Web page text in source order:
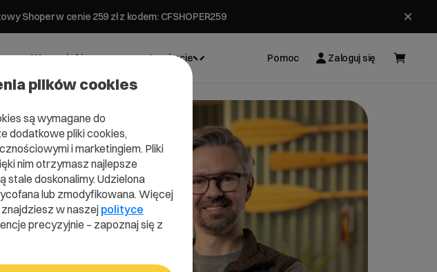
Shoper w cenie 259 zł z kodem: CFSHOPER259
Wsparcie biznesowe Inspiracje Pomoc Zaloguj się
plików cookies
są wymagane do
dodatkowe pliki cookies,
i marketingiem. Pliki
nim otrzymasz najlepsze
doskonalimy. Udzielona
lub zmodyfikowana. Więcej
w naszej polityce
precyzyjnie – zapoznaj się z